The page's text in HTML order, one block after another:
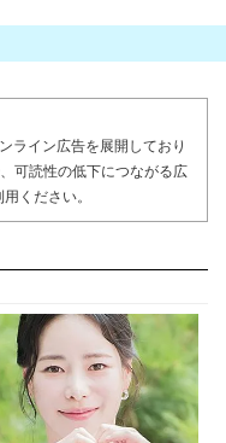
ライン広告を展開しており
可読性の低下につながる広
ください。